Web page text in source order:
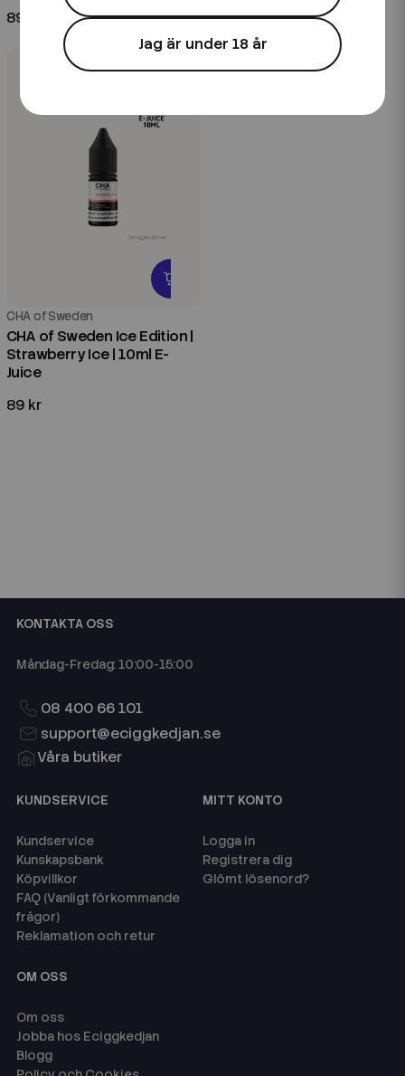
89 kr
99 kr
CHA of Sweden
CHA of Sweden Ice Edition |
Strawberry Ice | 10ml E-
Juice
89 kr
Jag är under 18 år
KONTAKTA OSS
Måndag-Fredag: 10:00-15:00
08 400 66 101
support@eciggkedjan.se
Våra butiker
KUNDSERVICE
Kundservice
Kunskapsbank
Köpvillkor
FAQ (Vanligt förkommande
frågor)
Reklamation och retur
MITT KONTO
Logga in
Registrera dig
Glömt lösenord?
OM OSS
Om oss
Jobba hos Eciggkedjan
Blogg